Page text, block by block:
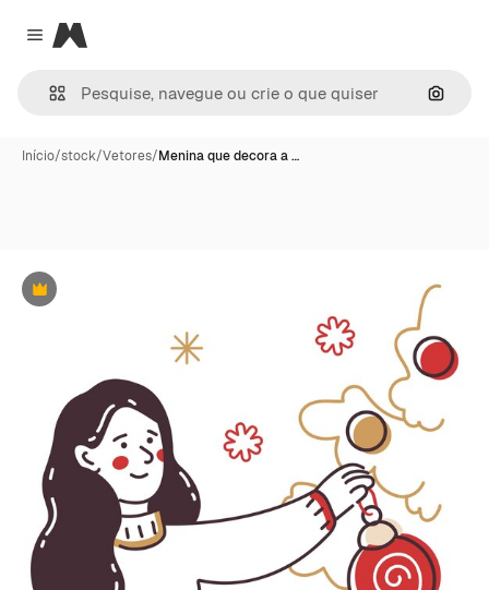
Close menu
Magnific
Início/stock/Vetores/Menina que decora a …
Premium